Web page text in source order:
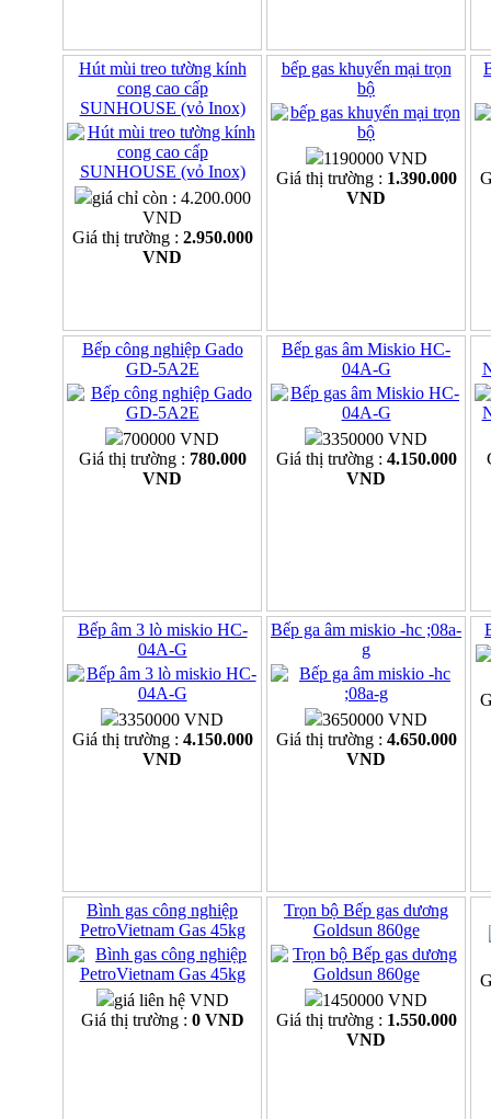
Hút mùi treo tường kính
cong cao cấp
SUNHOUSE (vỏ Inox)
giá chỉ còn : 4.200.000
VND
Giá thị trường : 2.950.000
VND
bếp gas khuyến mại trọn
bộ
1190000 VND
Giá thị trường : 1.390.000
VND
Bếp công nghiệp Gado
GD-5A2E
700000 VND
Giá thị trường : 780.000
VND
Bếp gas âm Miskio HC-
04A-G
3350000 VND
Giá thị trường : 4.150.000
VND
Bếp âm 3 lò miskio HC-
04A-G
3350000 VND
Giá thị trường : 4.150.000
VND
Bếp ga âm miskio -hc ;08a-
g
3650000 VND
Giá thị trường : 4.650.000
VND
Bình gas công nghiệp
PetroVietnam Gas 45kg
giá liên hệ VND
Giá thị trường : 0 VND
Trọn bộ Bếp gas dương
Goldsun 860ge
1450000 VND
Giá thị trường : 1.550.000
VND